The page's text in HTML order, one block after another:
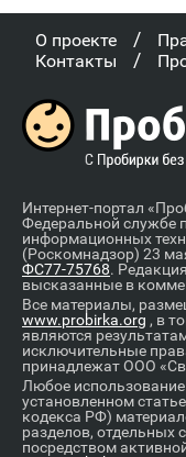
О проекте /
Контакты /
Интернет-портал
Федеральной службе
информационных
(Роскомнадзор) 23
ФС77-75768.
высказанные в
Все материалы,
www.probirka.org , в
являются
исключительные
принадлежат ООО
Любое
установленном
кодекса РФ)
разделов, отдельных
посредством